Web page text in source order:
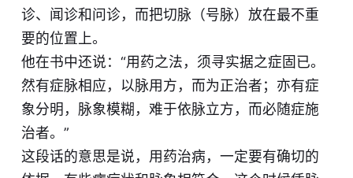
诊、闻诊和问诊，而把切脉（号脉）放在最不重
要的位置上。
他在书中还说：“用药之法，须寻实据之症固已。
然有症脉相应，以脉用方，而为正治者；亦有症
象分明，脉象模糊，难于依脉立方，而必随症施
治者。”
这段话的意思是说，用药治病，一定要有确切的